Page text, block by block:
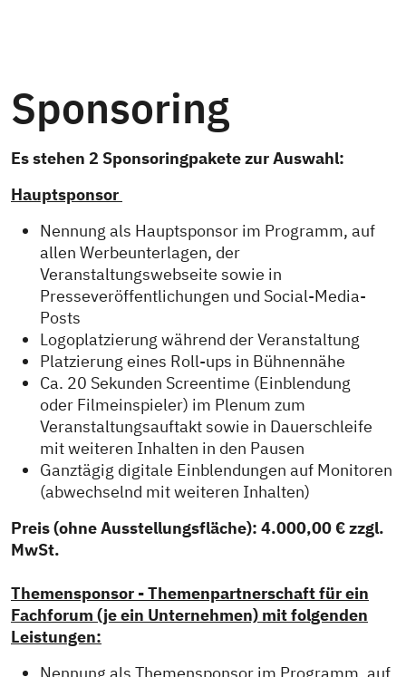
Sponsoring
Es stehen 2 Sponsoringpakete zur Auswahl:
Hauptsponsor
Nennung als Hauptsponsor im Programm, auf
allen Werbeunterlagen, der
Veranstaltungswebseite sowie in
Presseveröffentlichungen und Social-Media-
Posts
Logoplatzierung während der Veranstaltung
Platzierung eines Roll-ups in Bühnennähe
Ca. 20 Sekunden Screentime (Einblendung
oder Filmeinspieler) im Plenum zum
Veranstaltungsauftakt sowie in Dauerschleife
mit weiteren Inhalten in den Pausen
Ganztägig digitale Einblendungen auf Monitoren
(abwechselnd mit weiteren Inhalten)
Preis (ohne Ausstellungsfläche): 4.000,00 € zzgl.
MwSt.
Themensponsor - Themenpartnerschaft für ein
Fachforum (je ein Unternehmen) mit folgenden
Leistungen:
Nennung als Themensponsor im Programm, auf